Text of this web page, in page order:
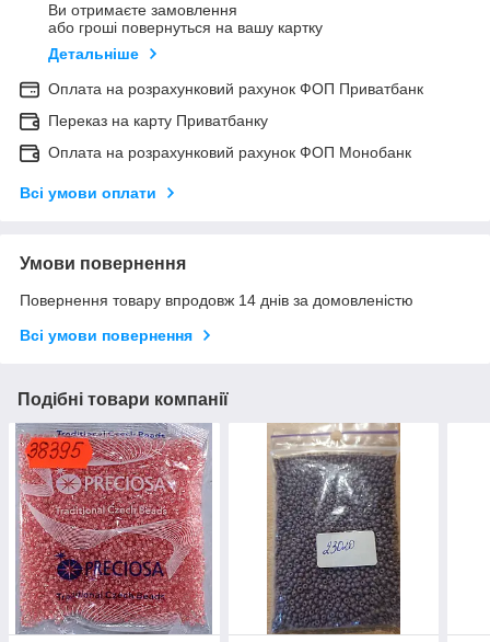
Ви отримаєте замовлення
або гроші повернуться на вашу картку
Детальніше
Оплата на розрахунковий рахунок ФОП Приватбанк
Переказ на карту Приватбанку
Оплата на розрахунковий рахунок ФОП Монобанк
Всі умови оплати
Умови повернення
Повернення товару впродовж 14 днів за домовленістю
Всі умови повернення
Подібні товари компанії